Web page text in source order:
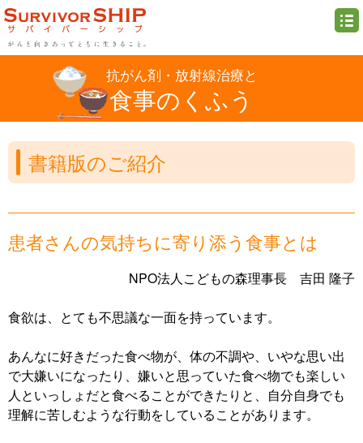
抗がん剤・放射線治療と
食事のくふう
書籍版のご紹介
患者さんの気持ちに寄り添う食事とは
NPO法人こどもの森理事長 吉田 隆子
食欲は、とても不思議な一面を持っています。
あんなに好きだった食べ物が、体の不調や、いやな思い出
で大嫌いになったり、嫌いと思っていた食べ物でも楽しい
人といっしょだと食べることができたりと、自分自身でも
理解に苦しむような行動をしていることがあります。